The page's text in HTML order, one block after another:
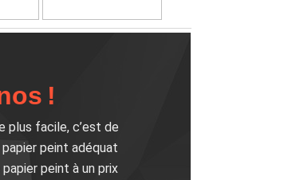
!
plus facile, c’est de
peint adéquat
peint à un prix